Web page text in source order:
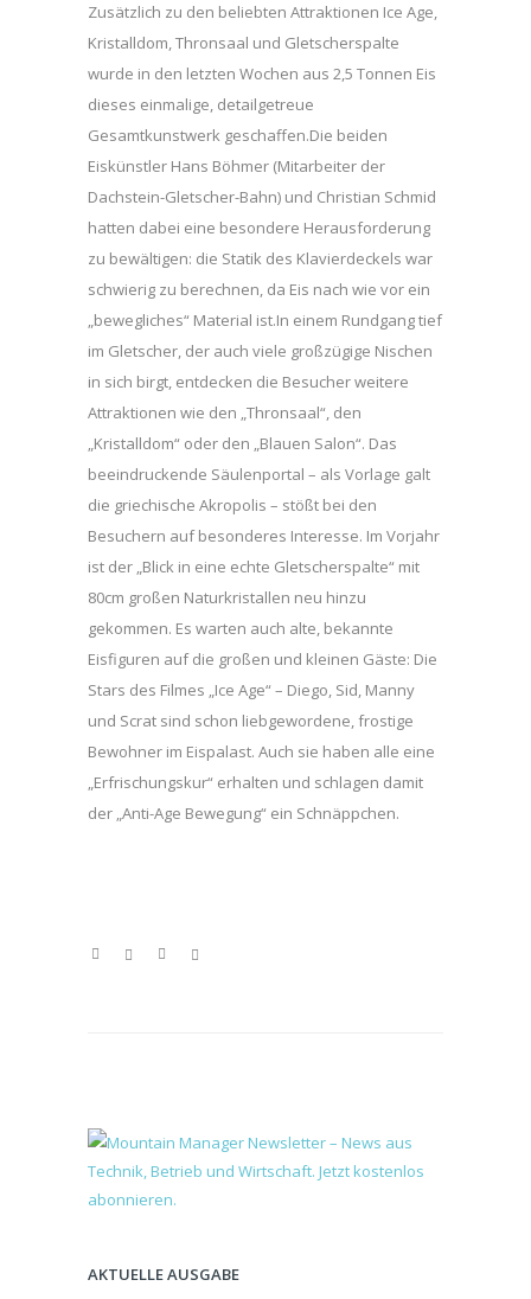
Zusätzlich zu den beliebten Attraktionen Ice Age,
Kristalldom, Thronsaal und Gletscherspalte
wurde in den letzten Wochen aus 2,5 Tonnen Eis
dieses einmalige, detailgetreue
Gesamtkunstwerk geschaffen.Die beiden
Eiskünstler Hans Böhmer (Mitarbeiter der
Dachstein-Gletscher-Bahn) und Christian Schmid
hatten dabei eine besondere Herausforderung
zu bewältigen: die Statik des Klavierdeckels war
schwierig zu berechnen, da Eis nach wie vor ein
„bewegliches“ Material ist.In einem Rundgang tief
im Gletscher, der auch viele großzügige Nischen
in sich birgt, entdecken die Besucher weitere
Attraktionen wie den „Thronsaal“, den
„Kristalldom“ oder den „Blauen Salon“. Das
beeindruckende Säulenportal – als Vorlage galt
die griechische Akropolis – stößt bei den
Besuchern auf besonderes Interesse. Im Vorjahr
ist der „Blick in eine echte Gletscherspalte“ mit
80cm großen Naturkristallen neu hinzu
gekommen. Es warten auch alte, bekannte
Eisfiguren auf die großen und kleinen Gäste: Die
Stars des Filmes „Ice Age“ – Diego, Sid, Manny
und Scrat sind schon liebgewordene, frostige
Bewohner im Eispalast. Auch sie haben alle eine
„Erfrischungskur“ erhalten und schlagen damit
der „Anti-Age Bewegung“ ein Schnäppchen.
AKTUELLE AUSGABE